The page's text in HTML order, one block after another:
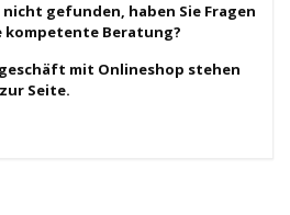
gefunden, haben Sie Fragen
kompetente Beratung?
mit Onlineshop stehen
Seite.